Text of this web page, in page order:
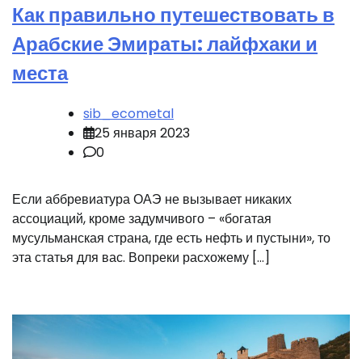
Как правильно путешествовать в
Арабские Эмираты: лайфхаки и
места
sib_ecometal
25 января 2023
0
Если аббревиатура ОАЭ не вызывает никаких
ассоциаций, кроме задумчивого – «богатая
мусульманская страна, где есть нефть и пустыни», то
эта статья для вас. Вопреки расхожему […]